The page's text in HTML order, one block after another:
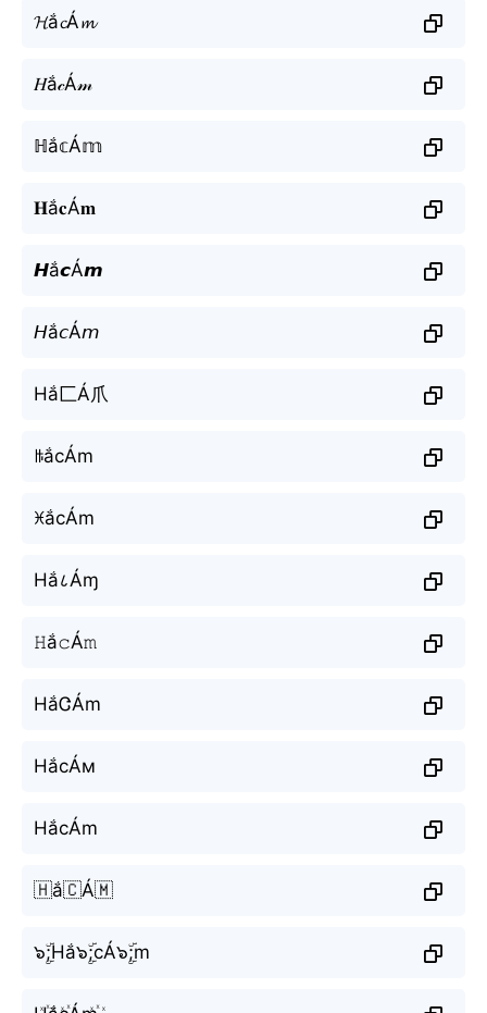
𝓗ắ𝓬Á𝓶
𝐻ắ𝒸Á𝓂
ℍắ𝕔Á𝕞
𝐇ắ𝐜Á𝐦
𝙃ắ𝙘Á𝙢
𝘏ắ𝘤Á𝘮
Hắ匚Á爪
ꑛắcÁm
ꁝắcÁm
Hắ८Áɱ
𝙷ắ𝚌Á𝚖
HắᏣÁm
НắсÁм
HắcÁm
🇭ắ🇨Á🇲
๖ۣۜ;Hắ๖ۣۜ;cÁ๖ۣۜ;m